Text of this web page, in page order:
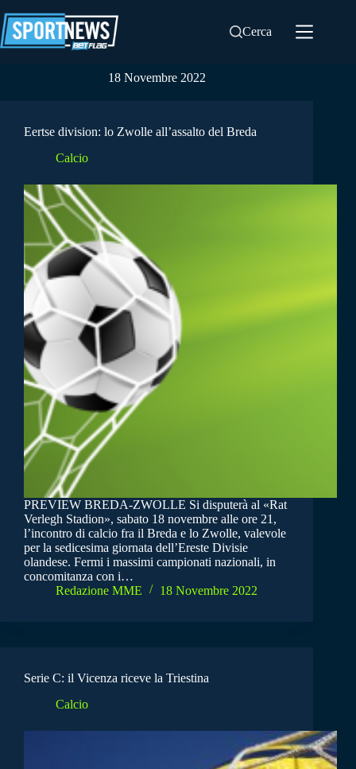
al
contenuto
Cerca
18 Novembre 2022
Eertse division: lo Zwolle all’assalto del Breda
Calcio
PREVIEW BREDA-ZWOLLE Si disputerà al «Rat
Verlegh Stadion», sabato 18 novembre alle ore 21,
l’incontro di calcio fra il Breda e lo Zwolle, valevole
per la sedicesima giornata dell’Ereste Divisie
olandese. Fermi i massimi campionati nazionali, in
concomitanza con i…
Redazione MME
18 Novembre 2022
Serie C: il Vicenza riceve la Triestina
Calcio